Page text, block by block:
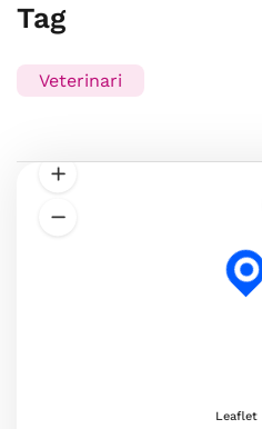
Tag
Veterinari
Leaflet